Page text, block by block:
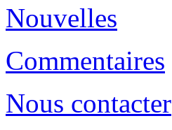
Nouvelles
Commentaires
Nous contacter